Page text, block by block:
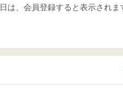
は、会員登録すると表示されま